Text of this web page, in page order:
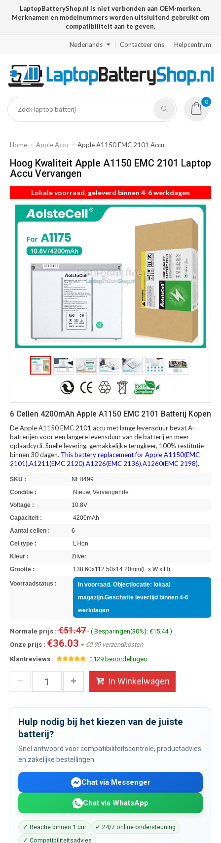
LaptopBatteryShop.nl is niet verbonden aan OEM-merken.
Merknamen en modelnummers worden uitsluitend gebruikt om
compatibiliteit aan te geven.
Nederlands Contacteer ons Helpcentrum
0
Home Apple Accu Apple A1150 EMC 2101 Accu
Hoog Kwaliteit Apple A1150 EMC 2101 Laptop
Accu Vervangen
Lokale voorraad, geleverd binnen 4-6 werkdagen
6 Cellen 4200mAh Apple A1150 EMC 2101 Batterij Kopen
De Apple A1150 EMC 2101 accu met lange levensduur bevat A-
batterijen voor een langere levensduur van de batterij en meer
oplaadcycli. Snelle levering, gemakkelijke terugkeer, 100% restitutie
binnen 30 dagen. This battery replacement for Apple A1150(EMC
2101),A1211(EMC 2120),A1226(EMC 2136),A1260(EMC 2198).
SKU :
NLB499
Conditie :
Nieuw, Vervangende
Voltage :
10.8V
Capaciteit :
4200mAh
Aantal cellen :
6
Cel type :
Li-ion
Kleur :
Zilver
Grootte :
138.60x112.50x14.20mm(L x W x H)
Voorraadstatus :
In voorraad. Objectlocatie: lokaal
magazijn.Geschatte levertijd binnen 4-6
werkdagen
Normale prijs :€51.47 - ( Besparingen(30%): €15.44 )
Onze prijs : €36.03 + €0.99 verzendkosten
Klantreviews :
1129 beoordelingen
In Winkelwagen
Hulp nodig bij het kiezen van de juiste
batterij?
Snel antwoord voor compatibiliteitscontrole, productadvies
en zakelijke bestellingen.
Chat via Messenger
Chat via WhatsApp
✓ Reactie binnen 1 uur
✓ 24/7 online ondersteuning
✓ Compatibiliteitsadvies